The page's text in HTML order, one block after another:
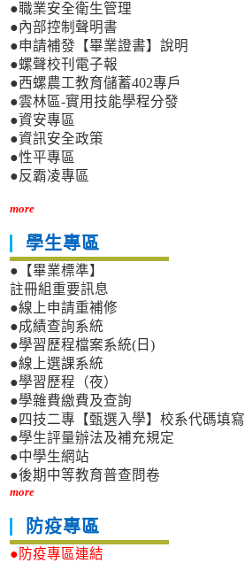
●職業安全衛生管理
●內部控制聲明書
●申請補發【畢業證書】說明
●螺聲校刊電子報
●西螺農工教育儲蓄402專戶
●雲林區-實用技能學程分發
●資安專區
●資訊安全政策
●性平專區
●反霸凌專區
more
學生專區
●【畢業標準】
註冊組重要訊息
●線上申請重補修
●成績查詢系統
●學習歷程檔案系統(日)
●線上選課系統
●學習歷程（夜）
●學雜費繳費及查詢
●四技二專【甄選入學】校系代碼填寫
●學生評量辦法及補充規定
●中學生網站
●後期中等教育普查問卷
more
防疫專區
●防疫專區連結